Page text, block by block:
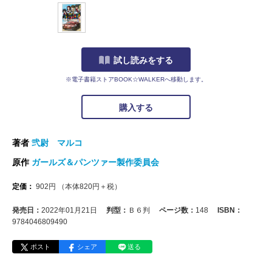
試し読みをする
※電子書籍ストアBOOK☆WALKERへ移動します。
購入する
著者 弐尉 マルコ
原作 ガールズ＆パンツァー製作委員会
定価： 902 円 （本体820円＋税）
発売日： 2022年01月21日 判型： Ｂ６判 ページ数： 148
ISBN：
9784046809490
ポスト シェア 送る